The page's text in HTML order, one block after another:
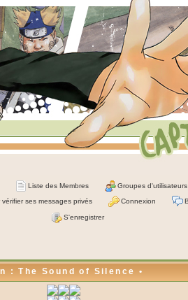
Liste des Membres Groupes d'utilisateurs
ses messages privés Connexion
S'enregistrer
: The Sound of Silence •